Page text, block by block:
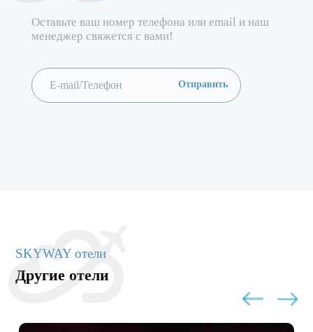
Оставьте ваш номер телефона или email и наш
менеджер свяжется с вами!
SKYWAY отели
Другие отели